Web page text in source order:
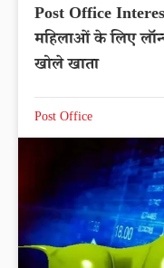
Post Office
महिलाओं के लिए
खोले खाता
Post Office